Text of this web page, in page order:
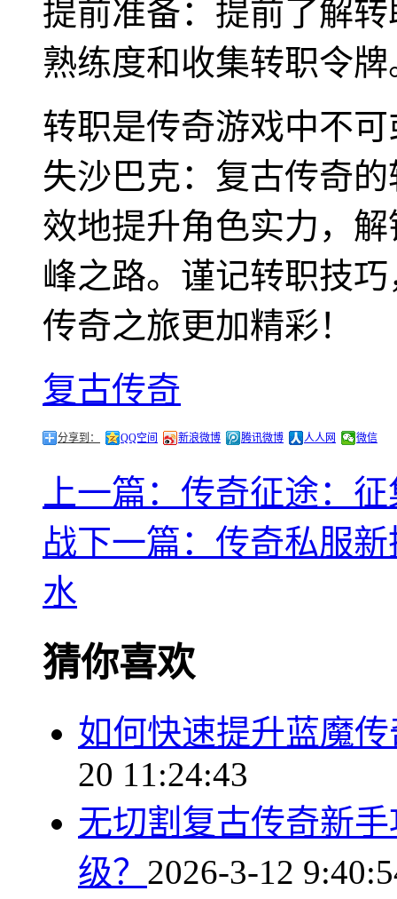
提前准备：提前了解
熟练度和收集转职令牌
转职是传奇游戏中不
失沙巴克：复古传奇
效地提升角色实力，
峰之路。谨记转职技
传奇之旅更加精彩！
复古传奇
分享到： QQ空间 新浪微博 腾讯微博 人人网 微信
上一篇：传奇征途：
战下一篇：传奇私服
水
猜你喜欢
如何快速提升蓝魔
20 11:24:43
无切割复古传奇新
级？ 2026-3-12